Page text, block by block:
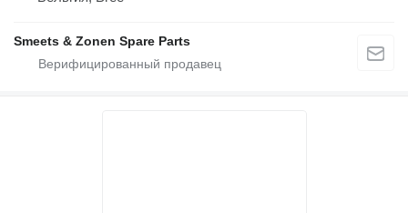
Smeets & Zonen Spare Parts